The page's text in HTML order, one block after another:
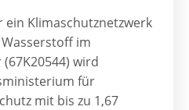
ein Klimaschutznetzwerk
im
wird
für
mit bis zu 1,67